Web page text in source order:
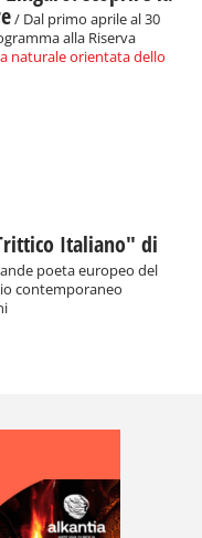
/ Dal primo aprile al 30
alla Riserva
naturale orientata dello
Italiano" di
poeta europeo del
contemporaneo